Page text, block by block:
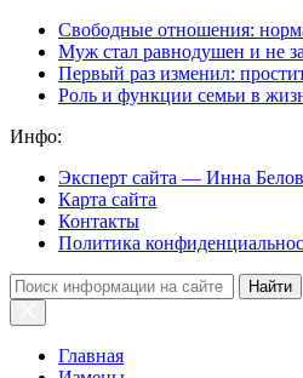
Свободные отношения:
Муж стал равнодушен и не
Первый раз изменил:
Роль и функции семьи в
Инфо:
Эксперт сайта — Инна
Карта сайта
Контакты
Политика
Найти
Главная